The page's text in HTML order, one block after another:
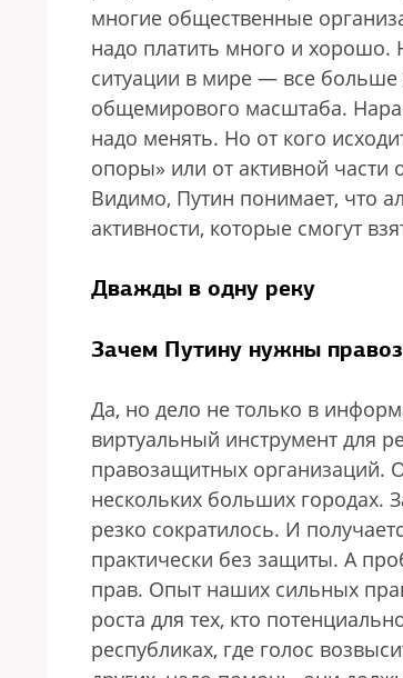
многие общественные
надо платить много и хорошо.
ситуации в мире — все больше
общемирового масштаба.
надо менять. Но от кого
опоры» или от активной
Видимо, Путин понимает, что
активности, которые смогут
Дважды в одну реку
Зачем Путину нужны
Да, но дело не только в
виртуальный инструмент для
правозащитных организаций.
нескольких больших городах.
резко сократилось. И
практически без защиты. А
прав. Опыт наших сильных
роста для тех, кто
республиках, где голос